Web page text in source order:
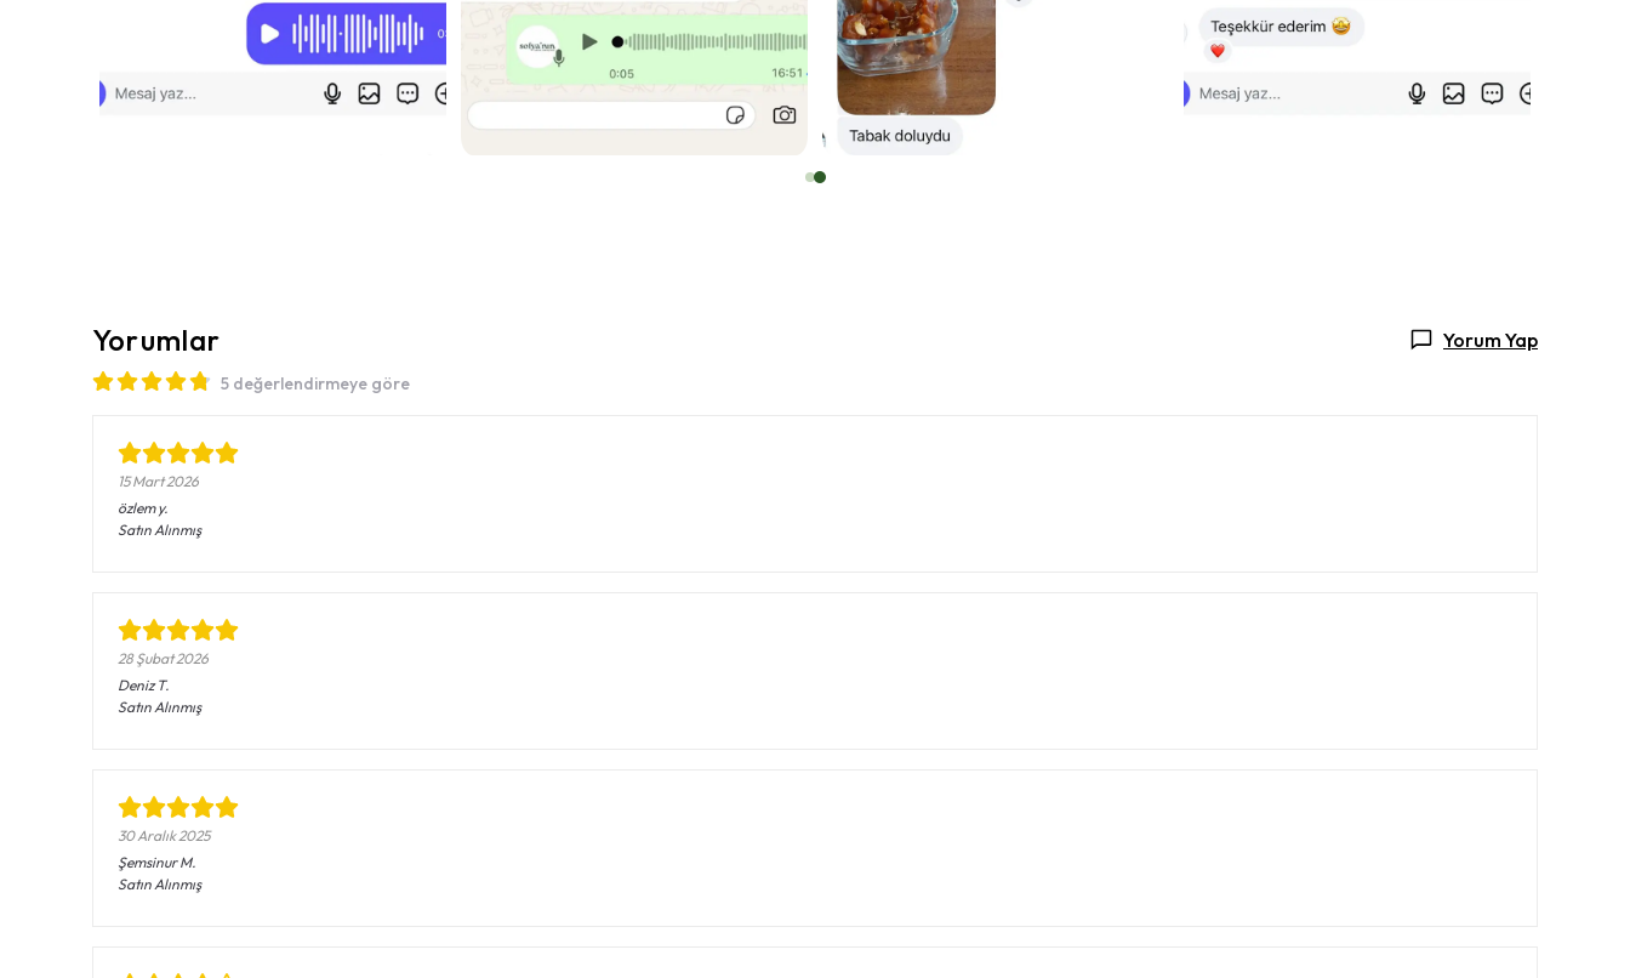
Yorumlar Yorum Yap
5 değerlendirmeye göre
15 Mart 2026
özlem y.
Satın Alınmış
28 Şubat 2026
DenizT.
Satın Alınmış
30 Aralık 2025
Şemsinur M.
Satın Alınmış